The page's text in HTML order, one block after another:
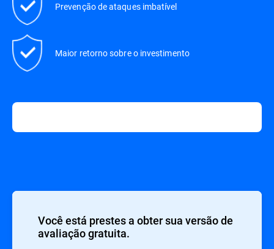
Prevenção de ataques imbatível
Maior retorno sobre o investimento
Você está prestes a obter sua versão de
avaliação gratuita.